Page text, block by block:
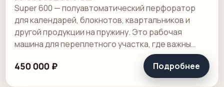
Super 600 — полуавтоматический перфоратор
для календарей, блокнотов, квартальников и
другой продукции на пружину. Это рабочая
машина для переплетного участка, где важны
широкая зона пробивки, быстрая смена
инструмента и.
450 000 ₽ Подробнее